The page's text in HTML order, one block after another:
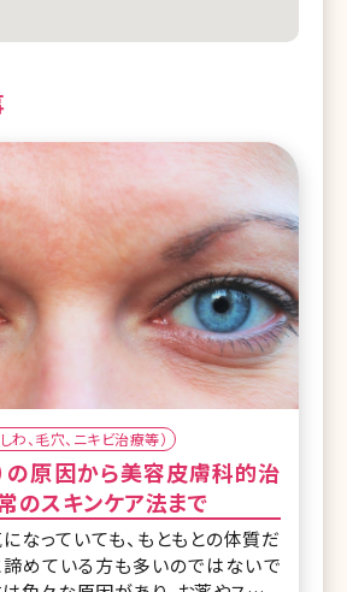
わ、毛穴、ニキビ治療等）
の原因から美容皮膚科的治
のスキンケア法まで
なっていても、もともとの体質だ
めている方も多いのではないで